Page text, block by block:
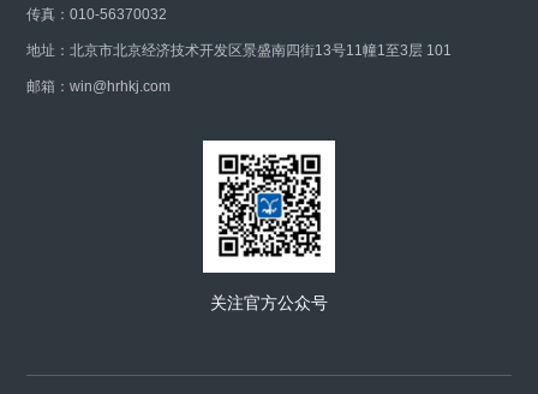
传真：010-56370032
地址：北京市北京经济技术开发区景盛南四街13号11幢1至3层 101
邮箱：win@hrhkj.com
关注官方公众号